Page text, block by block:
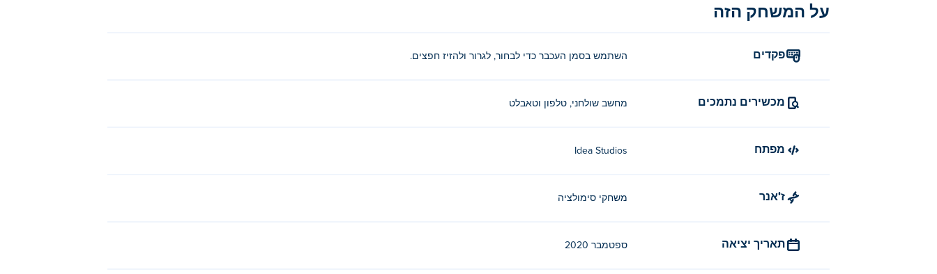
על המשחק הזה
פקדים השתמש בסמן העכבר כדי לבחור, לגרור ולהזיז חפצים.
מכשירים נתמכים מחשב שולחני, טלפון וטאבלט
מפתח Idea Studios
ז'אנר משחקי סימולציה
תאריך יציאה ספטמבר 2020